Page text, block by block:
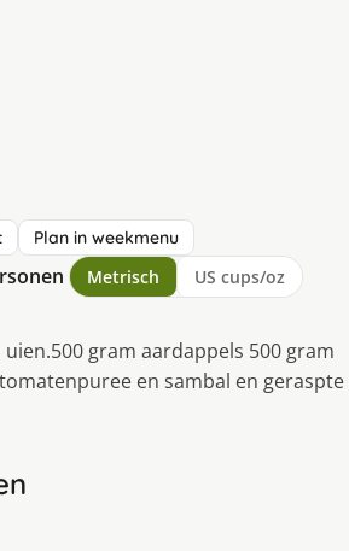
Plan in weekmenu
Metrisch US cups/oz
gram aardappels 500 gram
en sambal en geraspte